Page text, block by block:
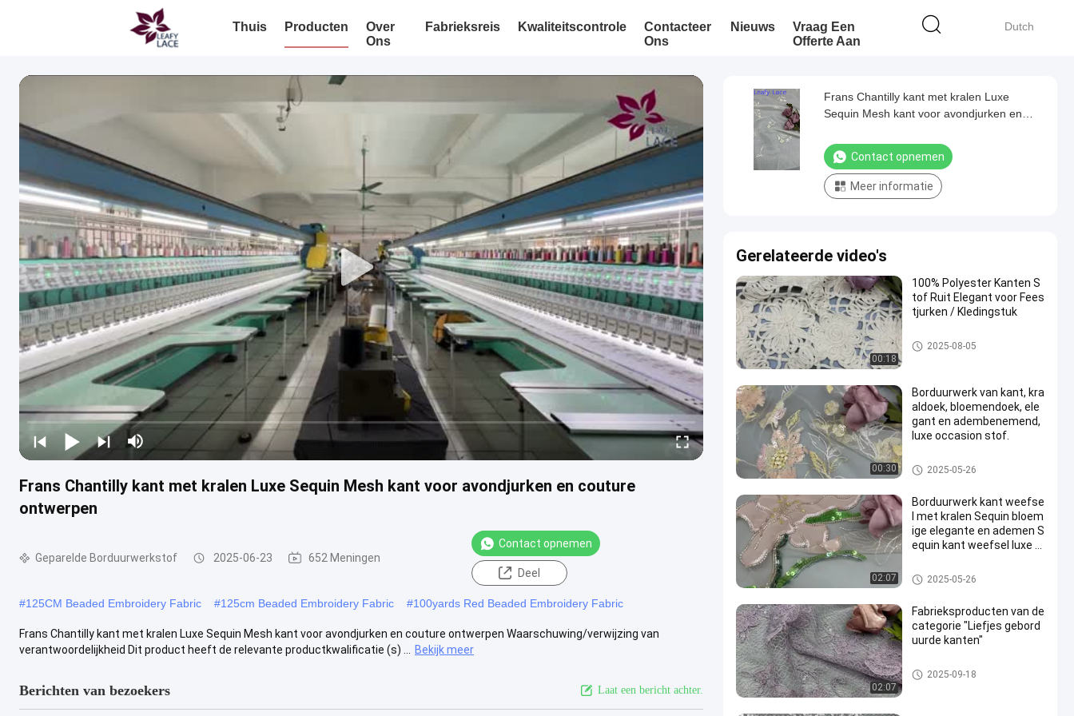
Dutch
Thuis Producten
Over
Ons
Fabrieksreis Kwaliteitscontrole
Contacteer
Ons
Nieuws
Vraag Een
Offerte Aan
Frans Chantilly kant met kralen Luxe Sequin Mesh kant voor avondjurken en couture
ontwerpen
Geparelde Borduurwerkstof 2025-06-23 652 Meningen
Contact opnemen
Deel
#125CM Beaded Embroidery Fabric #125cm Beaded Embroidery Fabric #100yards Red Beaded Embroidery Fabric
Frans Chantilly kant met kralen Luxe Sequin Mesh kant voor avondjurken en couture ontwerpen Waarschuwing/verwijzing van
verantwoordelijkheid Dit product heeft de relevante productkwalificatie (s) ...
Bekijk meer
Berichten van bezoekers Laat een bericht achter.
Frans Chantilly kant met kralen Luxe
Sequin Mesh kant voor avondjurken en
Contact opnemen
Meer informatie
Gerelateerde video's
00:18
100% Polyester Kanten S
tof Ruit Elegant voor Fees
tjurken / Kledingstuk
Geborduurde Kantstof
2025-08-05
00:30
Borduurwerk van kant, kra
aldoek, bloemendoek, ele
gant en adembenemend,
luxe occasion stof.
Geparelde Borduurwerkstof
2025-05-26
02:07
Borduurwerk kant weefse
l met kralen Sequin bloem
ige elegante en ademen S
equin kant weefsel luxe g
Geparelde Borduurwerkstof
2025-05-26
02:07
Fabrieksproducten van de
categorie "Liefjes gebord
uurde kanten"
Geborduurde Kantstof
2025-09-18